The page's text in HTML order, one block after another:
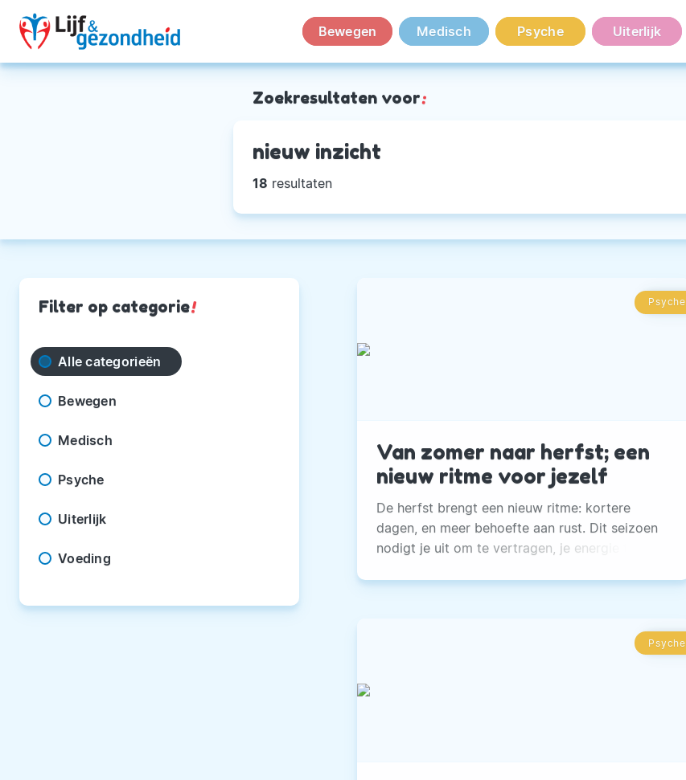
Bewegen Medisch Psyche Uiterlijk
Zoekresultaten voor:
nieuw inzicht
18 resultaten
Filter op categorie!
Alle categorieën
Bewegen
Medisch
Psyche
Uiterlijk
Voeding
Psyche
Van zomer naar herfst; een
nieuw ritme voor jezelf
De herfst brengt een nieuw ritme: kortere
dagen, en meer behoefte aan rust. Dit seizoen
nodigt je uit om te vertragen, je energie te
Psyche